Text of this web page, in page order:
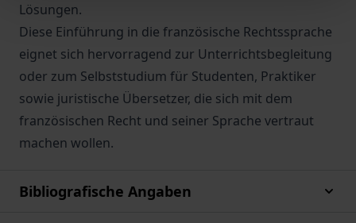
Lösungen.
Diese Einführung in die französische Rechtssprache
eignet sich hervorragend zur Unterrichtsbegleitung
oder zum Selbststudium für Studenten, Praktiker
sowie juristische Übersetzer, die sich mit dem
französischen Recht und seiner Sprache vertraut
machen wollen.
Bibliografische Angaben